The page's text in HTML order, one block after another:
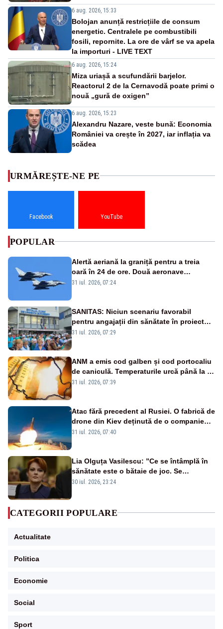
6 aug. 2026, 15:33
Bolojan anunță restricțiile de consum
energetic. Centralele pe combustibili
fosili, repornite. La ore de vârf se va apela
la importuri - LIVE TEXT
6 aug. 2026, 15:24
Miza uriașă a scufundării barjelor.
Reactorul 2 de la Cernavodă poate primi o
nouă „gură de oxigen”
6 aug. 2026, 15:23
Alexandru Nazare, veste bună: Economia
României va crește în 2027, iar inflația va
scădea
URMĂREȘTE-NE PE
Facebook YouTube
POPULAR
Alertă aeriană la graniță pentru a treia
oară în 24 de ore. Două aeronave
Eurofighter britanice au fost ridicate de la
31 iul. 2026, 07:24
SANITAS: Niciun scenariu favorabil
pentru angajații din sănătate în proiectul
Legii salarizării
31 iul. 2026, 07:29
ANM a emis cod galben și cod portocaliu
de caniculă. Temperaturile urcă până la 38
de grade, iar nopțile devin tropicale
31 iul. 2026, 07:39
Atac fără precedent al Rusiei. O fabrică de
drone din Kiev deținută de o companie
americană, distrusă de o rachetă
31 iul. 2026, 07:40
Lia Olguța Vasilescu: ”Ce se întâmplă în
sănătate este o bătaie de joc. Se
guvernează extraordinar de prost”
30 iul. 2026, 23:24
CATEGORII POPULARE
Actualitate
Politica
Economie
Social
Sport